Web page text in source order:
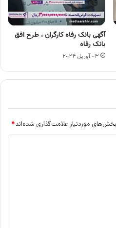
آگهی بانک رفاه کارگران ، طرح افق
بانک رفاه
۰۳ آوریل ۲۰۲۴
بخش‌های موردنیاز علامت‌گذاری شده‌اند*